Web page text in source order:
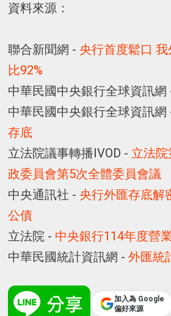
資料來源：
聯合新聞網 -央行首度鬆口
比92%
中華民國中央銀行全球資訊
中華民國中央銀行全球資訊網
存底
立法院議事轉播IVOD - 立法
政委員會第5次全體委員會議
中央通訊社 -央行外匯存底解
公債
立法院 - 中央銀行114年度營
中華民國統計資訊網 -外匯統
加入為 Google
偏好來源